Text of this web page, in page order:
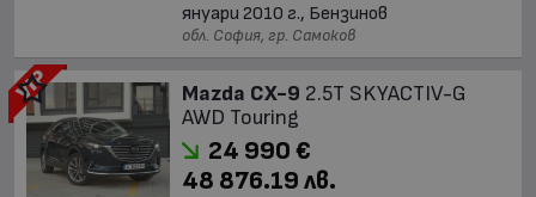
януари 2010 г., Бензинов
обл. София, гр. Самоков
Mazda CX-9 2.5T SKYACTIV-G
AWD Touring
24 990 €
48 876.19 лв.